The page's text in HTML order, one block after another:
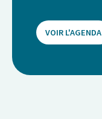
VOIR L'AGENDA